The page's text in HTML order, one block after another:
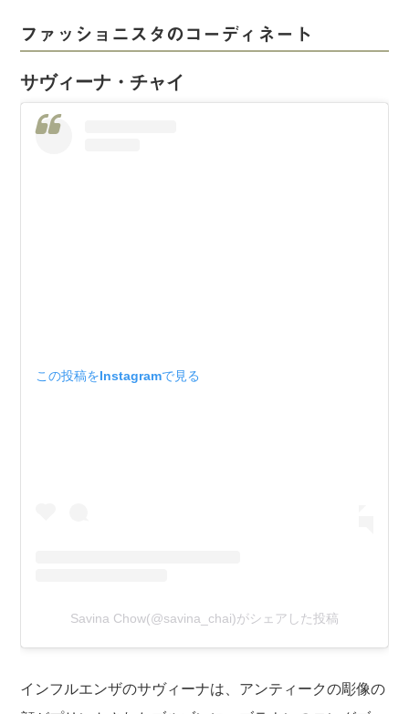
ファッショニスタのコーディネート
サヴィーナ・チャイ
この投稿をInstagramで見る
Savina Chow(@savina_chai)がシェアした投稿
インフルエンザのサヴィーナは、アンティークの彫像の